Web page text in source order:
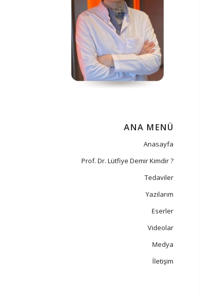
ANA MENÜ
Anasayfa
Prof. Dr. Lütfiye Demir Kimdir ?
Tedaviler
Yazılarım
Eserler
Videolar
Medya
İletişim